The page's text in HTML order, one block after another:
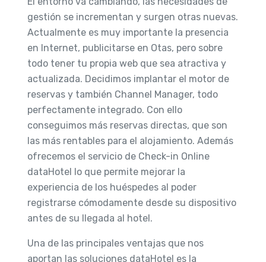
gestión se incrementan y surgen otras nuevas.
Actualmente es muy importante la presencia
en Internet, publicitarse en Otas, pero sobre
todo tener tu propia web que sea atractiva y
actualizada. Decidimos implantar el motor de
reservas y también Channel Manager, todo
perfectamente integrado. Con ello
conseguimos más reservas directas, que son
las más rentables para el alojamiento. Además
ofrecemos el servicio de Check-in Online
dataHotel lo que permite mejorar la
experiencia de los huéspedes al poder
registrarse cómodamente desde su dispositivo
antes de su llegada al hotel.
Una de las principales ventajas que nos
aportan las soluciones dataHotel es la